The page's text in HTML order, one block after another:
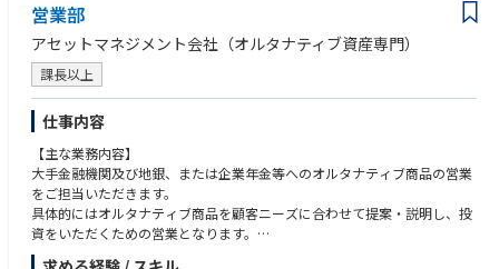
営業部
アセットマネジメント会社（オルタナティブ資産専門）
課長以上
仕事内容
【主な業務内容】
大手金融機関及び地銀、または企業年金等へのオルタナティブ商品の営業
をご担当いただきます。
具体的にはオルタナティブ商品を顧客ニーズに合わせて提案・説明し、投
資をいただくための営業となります。
入社後は既存の顧客を担当いただきますが、ゆくゆくは既存・新規も両方